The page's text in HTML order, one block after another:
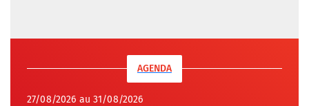
AGENDA
27/08/2026 au 31/08/2026